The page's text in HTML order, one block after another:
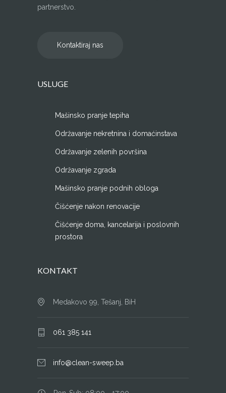
partnerstvo.
Kontaktiraj nas
USLUGE
Mašinsko pranje tepiha
Održavanje nekretnina i domaćinstava
Održavanje zelenih površina
Održavanje zgrada
Mašinsko pranje podnih obloga
Čišćenje nakon renovacije
Čišćenje doma, kancelarija i poslovnih
prostora
KONTAKT
Medakovo 99, Tešanj, BiH
061 385 141
info@clean-sweep.ba